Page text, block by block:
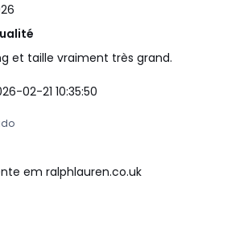
et taille vraiment très grand.
02-21 10:35:50
em ralphlauren.co.uk